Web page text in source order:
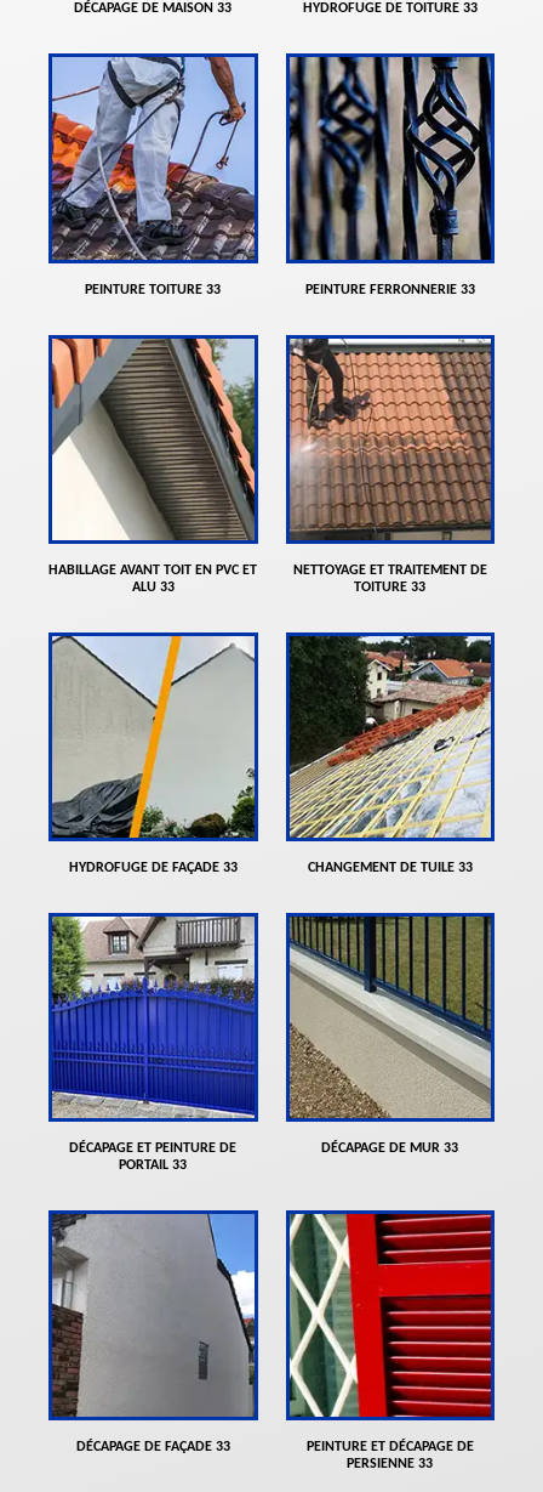
DÉCAPAGE DE MAISON 33 HYDROFUGE DE TOITURE 33
PEINTURE TOITURE 33 PEINTURE FERRONNERIE 33
HABILLAGE AVANT TOIT EN PVC ET
ALU 33
NETTOYAGE ET TRAITEMENT DE
TOITURE 33
HYDROFUGE DE FAÇADE 33 CHANGEMENT DE TUILE 33
DÉCAPAGE ET PEINTURE DE
PORTAIL 33
DÉCAPAGE DE MUR 33
DÉCAPAGE DE FAÇADE 33
PEINTURE ET DÉCAPAGE DE
PERSIENNE 33